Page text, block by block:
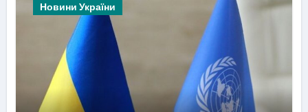
Новини України